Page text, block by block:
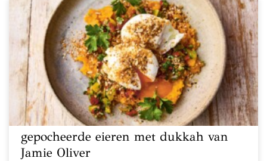
gepocheerde eieren met dukkah van
Jamie Oliver